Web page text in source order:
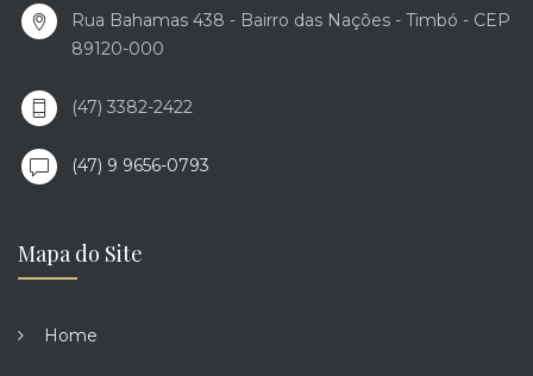
Rua Bahamas 438 - Bairro das Nações - Timbó - CEP
89120-000
(47) 3382-2422
(47) 9 9656-0793
Mapa do Site
Home